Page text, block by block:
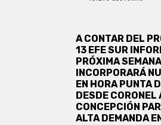
A CONTAR DEL
13 EFE SUR
PRÓXIMA
INCORPORARÁ
EN HORA PUNTA
DESDE CORONEL
CONCEPCIÓN
ALTA DEMANDA